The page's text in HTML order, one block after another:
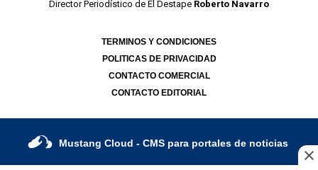
Director Periodístico de El Destape Roberto Navarro
TERMINOS Y CONDICIONES
POLITICAS DE PRIVACIDAD
CONTACTO COMERCIAL
CONTACTO EDITORIAL
Mustang Cloud - CMS para portales de noticias